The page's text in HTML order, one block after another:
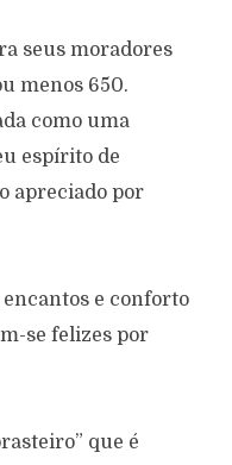
seus moradores
menos 650.
como uma
espírito de
apreciado por
e conforto
se felizes por
que é